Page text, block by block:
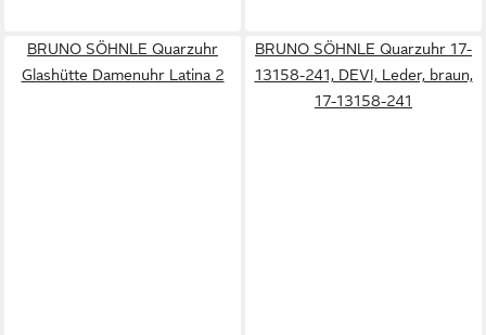
BRUNO SÖHNLE Quarzuhr
Glashütte Damenuhr Latina 2
BRUNO SÖHNLE Quarzuhr 17-
13158-241, DEVI, Leder, braun,
17-13158-241